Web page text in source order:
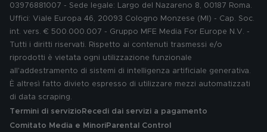
03976881007 - Sede legale: Largo del Nazareno 8, 00187 Roma.
Uffici: Viale Europa 46, 20093 Cologno Monzese (MI) - Cap. Soc.
int. vers. € 500.000.007 - Gruppo MFE Media For Europe N.V. -
Tutti i diritti riservati. Rispetto ai contenuti trasmessi e/o
riprodotti è vietata ogni utilizzazione funzionale
all'addestramento di sistemi di intelligenza artificiale generativa.
È altresì fatto divieto espresso di utilizzare mezzi automatizzati
di data scraping.
Termini di servizio Recedi dai servizi a pagamento
Comitato Media e MinoriParental Control